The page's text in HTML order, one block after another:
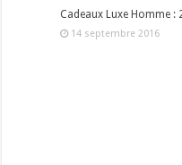
Cadeaux Luxe Homme
14 septembre 2016